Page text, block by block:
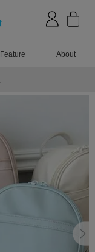
Feature About
び取り(10袋タイプ)セット